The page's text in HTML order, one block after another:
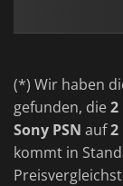
(*) Wir haben
gefunden, die2
Sony PSN auf2
kommt in